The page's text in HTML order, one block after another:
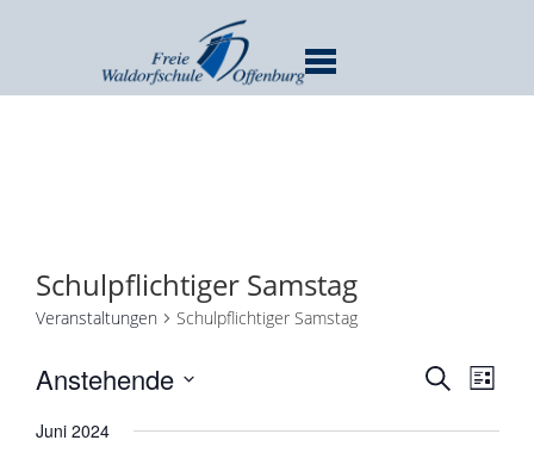
Schulpflichtiger Samstag
Veranstaltungen Schulpflichtiger Samstag
und
SUCHELISTE
Anstehende
Juni 2024